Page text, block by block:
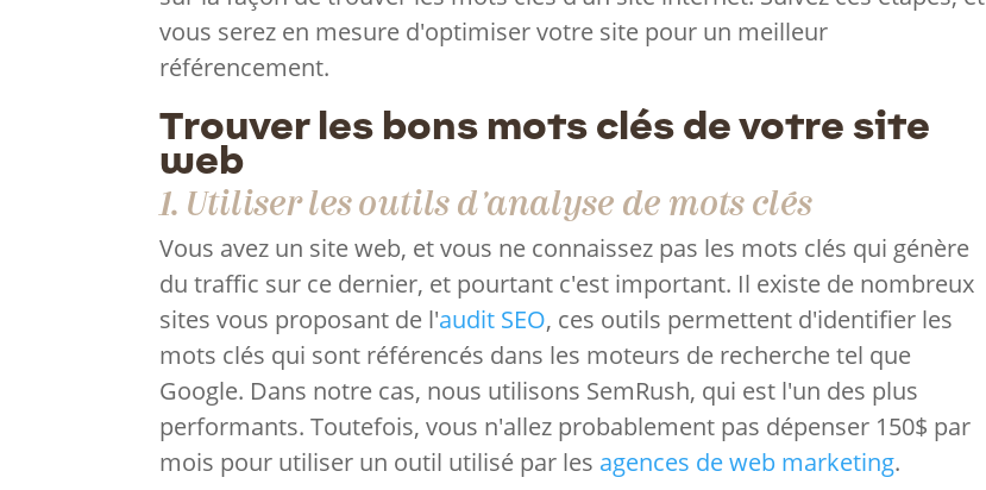
vous serez en mesure d'optimiser votre site pour un meilleur
référencement.
Trouver les bons mots clés de votre site
web
1. Utiliser les outils d'analyse de mots clés
Vous avez un site web, et vous ne connaissez pas les mots clés qui génère
du traffic sur ce dernier, et pourtant c'est important. Il existe de nombreux
sites vous proposant de l'audit SEO, ces outils permettent d'identifier les
mots clés qui sont référencés dans les moteurs de recherche tel que
Google. Dans notre cas, nous utilisons SemRush, qui est l'un des plus
performants. Toutefois, vous n'allez probablement pas dépenser 150$ par
mois pour utiliser un outil utilisé par les agences de web marketing.